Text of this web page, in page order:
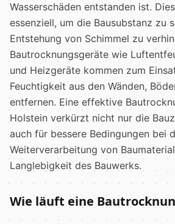
Wasserschäden entstanden ist.
essenziell, um die Bausubstanz zu
Entstehung von Schimmel zu
Bautrocknungsgeräte wie
und Heizgeräte kommen zum
Feuchtigkeit aus den Wänden,
entfernen. Eine effektive
Holstein verkürzt nicht nur die
auch für bessere Bedingungen bei
Weiterverarbeitung von
Langlebigkeit des Bauwerks.
Wie läuft eine